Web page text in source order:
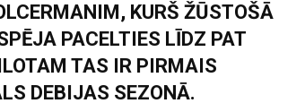
KURŠ ŽŪSTOŠĀ
PACELTIES LĪDZ PAT
TAS IR PIRMAIS
DEBIJAS SEZONĀ.